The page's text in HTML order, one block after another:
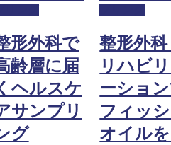
形外科で
齢層に届
ヘルスケ
サンプリ
グ
整形外
リハビ
ーショ
フィッ
オイル